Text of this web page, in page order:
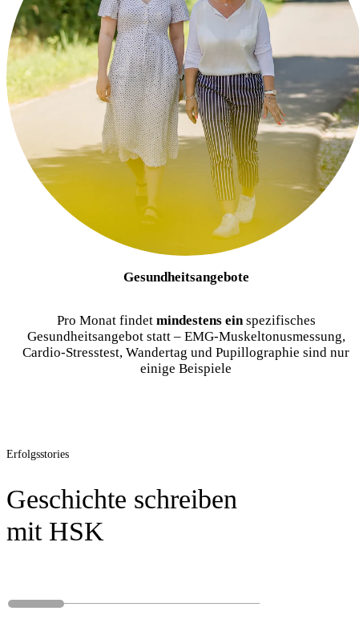
Gesundheitsangebote
Pro Monat findet mindestens einspezifisches
Gesundheitsangebot statt – EMG-Muskeltonusmessung,
Cardio-Stresstest, Wandertag und Pupillographie sind nur
einige Beispiele
Erfolgsstories
Geschichte schreiben
mit HSK